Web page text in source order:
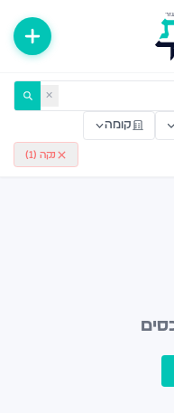
היחיד ✕
קומה
נקה ( 1
)